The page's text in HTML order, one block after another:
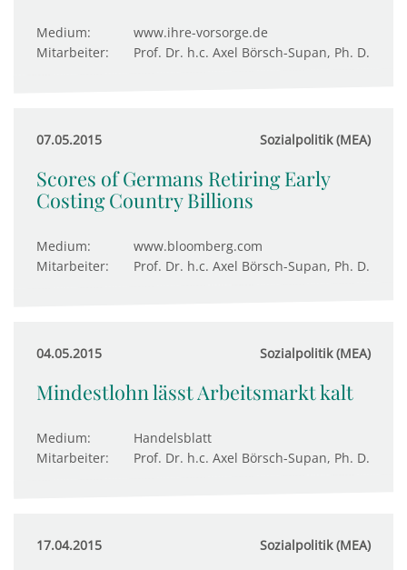
Medium:
www.ihre-vorsorge.de
Mitarbeiter:
Prof. Dr. h.c. Axel Börsch-Supan, Ph. D.
07.05.2015 Sozialpolitik (MEA)
Scores of Germans Retiring Early
Costing Country Billions
Medium:
www.bloomberg.com
Mitarbeiter:
Prof. Dr. h.c. Axel Börsch-Supan, Ph. D.
04.05.2015 Sozialpolitik (MEA)
Mindestlohn lässt Arbeitsmarkt kalt
Medium:
Handelsblatt
Mitarbeiter:
Prof. Dr. h.c. Axel Börsch-Supan, Ph. D.
17.04.2015 Sozialpolitik (MEA)